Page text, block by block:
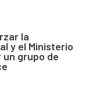
la
y el Ministerio
grupo de